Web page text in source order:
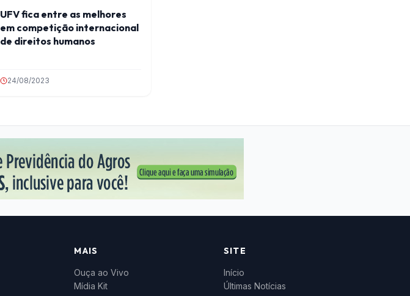
UFV fica entre as melhores
em competição internacional
de direitos humanos
24/08/2023
MAIS
Ouça ao Vivo
Mídia Kit
SITE
Início
Últimas Notícias